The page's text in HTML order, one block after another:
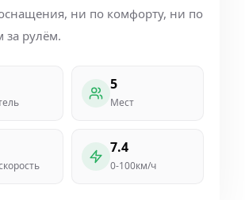
ни по комфорту, ни по
рулём.
5
Мест
7.4
0-100км/ч